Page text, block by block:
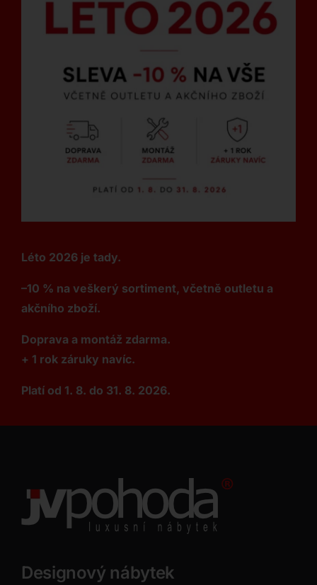
Léto 2026 je tady.
–10 % na veškerý sortiment, včetně outletu a
akčního zboží.
Doprava a montáž zdarma.
+ 1 rok záruky navíc.
Platí od 1. 8. do 31. 8. 2026.
Designový nábytek